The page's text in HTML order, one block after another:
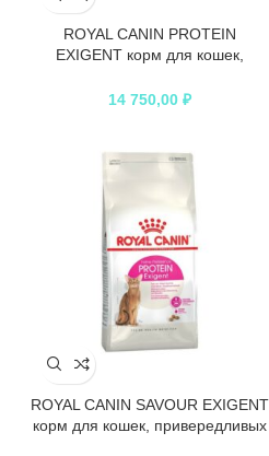
ROYAL CANIN PROTEIN
EXIGENT корм для кошек,
продукта
14 750,00 ₽
ROYAL CANIN SAVOUR EXIGENT
корм для кошек, привередливых